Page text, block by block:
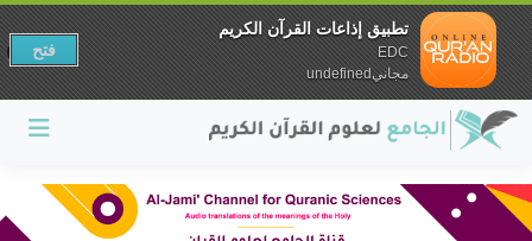
تطبيق إذاعات القرآن الكريم
EDC
مجانيundefined
فتح